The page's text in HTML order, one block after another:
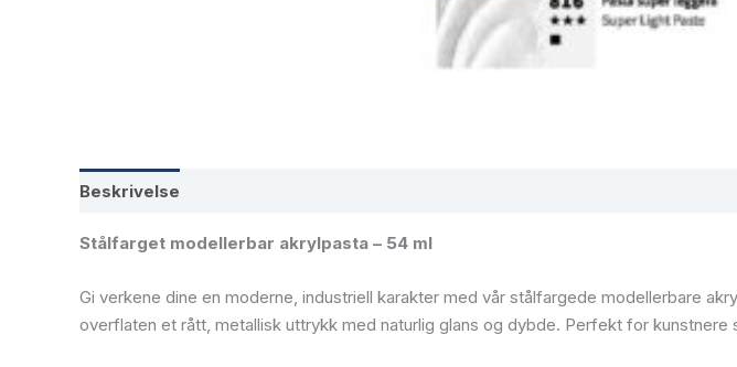
Beskrivelse
Stålfarget modellerbar akrylpasta – 54 ml
Gi verkene dine en moderne, industriell karakter med vår stålfargede modellerbare
overflaten et rått, metallisk uttrykk med naturlig glans og dybde. Perfekt for